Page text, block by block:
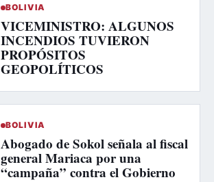
BOLIVIA
VICEMINISTRO: ALGUNOS
INCENDIOS TUVIERON
PROPÓSITOS
GEOPOLÍTICOS
BOLIVIA
Abogado de Sokol señala al fiscal
general Mariaca por una
“campaña” contra el Gobierno